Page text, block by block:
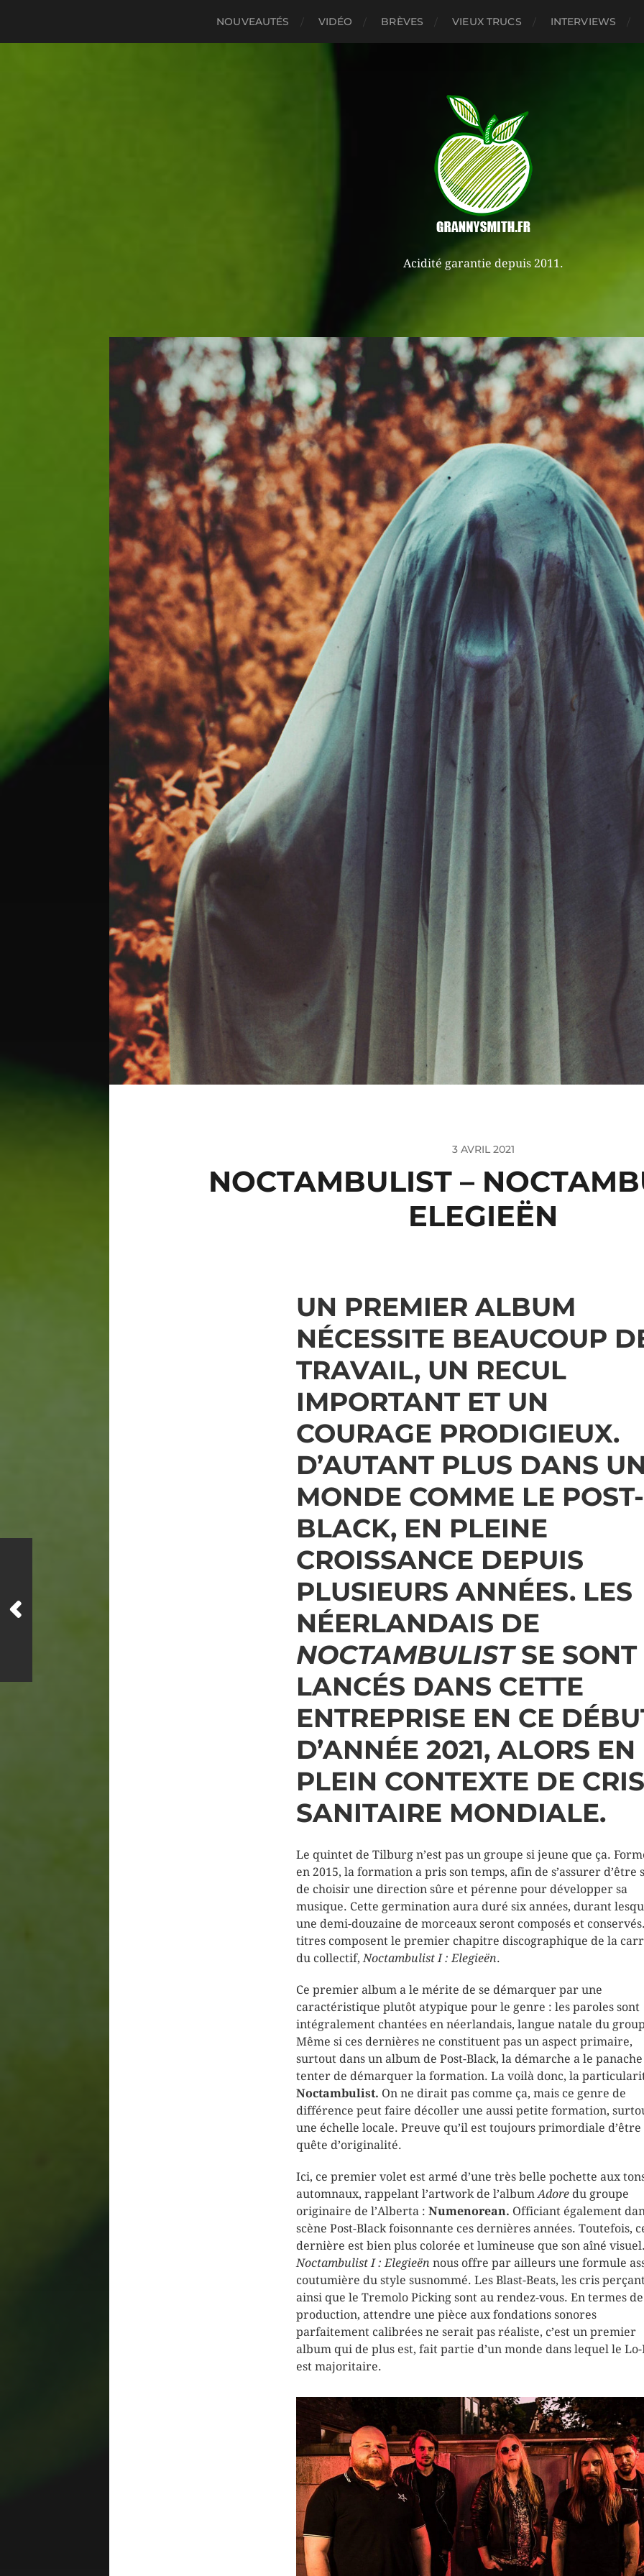
NOUVEAUTÉS VIDÉO BRÈVES VIEUX TRUCS INTERVIEWS
Acidité garantie depuis 2011.
3 AVRIL 2021
NOCTAMBULIST –
ELEGIEËN
UN PREMIER ALBUM
NÉCESSITE BEAUCOUP
TRAVAIL, UN RECUL
IMPORTANT ET UN
COURAGE PRODIGIEUX.
D’AUTANT PLUS DANS
MONDE COMME LE POST-
BLACK, EN PLEINE
CROISSANCE DEPUIS
PLUSIEURS ANNÉES. LES
NÉERLANDAIS DE
NOCTAMBULISTSE SONT
LANCÉS DANS CETTE
ENTREPRISE EN CE
D’ANNÉE 2021, ALORS EN
PLEIN CONTEXTE DE
SANITAIRE MONDIALE.
Le quintet de Tilburg n’est pas un groupe si jeune que ça.
en 2015, la formation a pris son temps, afin de s’assurer d’être
de choisir une direction sûre et pérenne pour développer sa
musique. Cette germination aura duré six années, durant
une demi-douzaine de morceaux seront composés et
titres composent le premier chapitre discographique de la
du collectif,Noctambulist I : Elegieën.
Ce premier album a le mérite de se démarquer par une
caractéristique plutôt atypique pour le genre : les paroles sont
intégralement chantées en néerlandais, langue natale du
Même si ces dernières ne constituent pas un aspect primaire,
surtout dans un album de Post-Black, la démarche a le
tenter de démarquer la formation. La voilà donc, la
Noctambulist. On ne dirait pas comme ça, mais ce genre de
différence peut faire décoller une aussi petite formation,
une échelle locale. Preuve qu’il est toujours primordiale d’être
quête d’originalité.
Ici, ce premier volet est armé d’une très belle pochette aux
automnaux, rappelant l’artwork de l’albumAdore du groupe
originaire de l’Alberta : Numenorean. Officiant également
scène Post-Black foisonnante ces dernières années. Toutefois,
dernière est bien plus colorée et lumineuse que son aîné
Noctambulist I : Elegieën nous offre par ailleurs une formule
coutumière du style susnommé. Les Blast-Beats, les cris
ainsi que le Tremolo Picking sont au rendez-vous. En termes de
production, attendre une pièce aux fondations sonores
parfaitement calibrées ne serait pas réaliste, c’est un premier
album qui de plus est, fait partie d’un monde dans lequel le Lo-
est majoritaire.